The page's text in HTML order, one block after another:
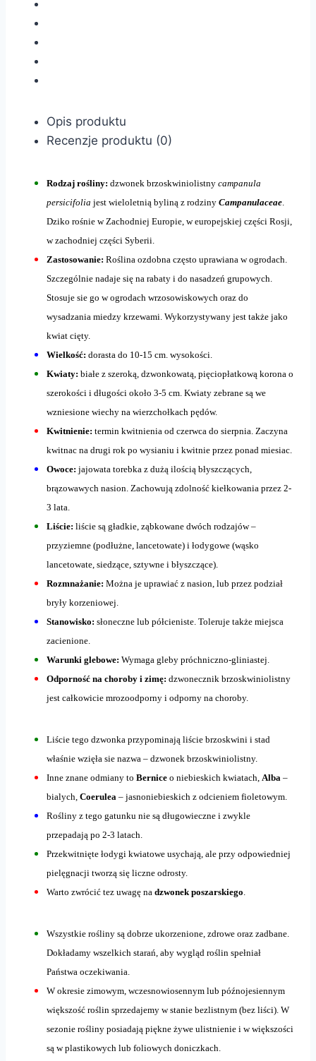
Opis produktu
Recenzje produktu (0)
Rodzaj rośliny: dzwonek brzoskwiniolistny campanula
persicifolia jest wieloletnią byliną z rodziny Campanulaceae.
Dziko rośnie w Zachodniej Europie, w europejskiej części Rosji,
w zachodniej części Syberii.
Zastosowanie: Roślina ozdobna często uprawiana w ogrodach.
Szczególnie nadaje się na rabaty i do nasadzeń grupowych.
Stosuje sie go w ogrodach wrzosowiskowych oraz do
wysadzania miedzy krzewami. Wykorzystywany jest także jako
kwiat cięty.
Wielkość: dorasta do 10-15 cm. wysokości.
Kwiaty: białe z szeroką, dzwonkowatą, pięciopłatkową korona o
szerokości i długości około 3-5 cm. Kwiaty zebrane są we
wzniesione wiechy na wierzchołkach pędów.
Kwitnienie: termin kwitnienia od czerwca do sierpnia. Zaczyna
kwitnac na drugi rok po wysianiu i kwitnie przez ponad miesiac.
Owoce: jajowata torebka z dużą ilością błyszczących,
brązowawych nasion. Zachowują zdolność kiełkowania przez 2-
3 lata.
Liście: liście są gładkie, ząbkowane dwóch rodzajów –
przyziemne (podłużne, lancetowate) i łodygowe (wąsko
lancetowate, siedzące, sztywne i błyszczące).
Rozmnażanie: Można je uprawiać z nasion, lub przez podział
bryły korzeniowej.
Stanowisko: słoneczne lub półcieniste. Toleruje także miejsca
zacienione.
Warunki glebowe: Wymaga gleby próchniczno-gliniastej.
Odporność na choroby i zimę: dzwonecznik brzoskwiniolistny
jest całkowicie mrozoodporny i odporny na choroby.
Liście tego dzwonka przypominają liście brzoskwini i stad
właśnie wzięła sie nazwa – dzwonek brzoskwiniolistny.
Inne znane odmiany to Bernice o niebieskich kwiatach, Alba –
bialych, Coerulea – jasnoniebieskich z odcieniem fioletowym.
Rośliny z tego gatunku nie są długowieczne i zwykle
przepadają po 2-3 latach.
Przekwitnięte łodygi kwiatowe usychają, ale przy odpowiedniej
pielęgnacji tworzą się liczne odrosty.
Warto zwrócić tez uwagę na dzwonek poszarskiego.
Wszystkie rośliny są dobrze ukorzenione, zdrowe oraz zadbane.
Dokładamy wszelkich starań, aby wygląd roślin spełniał
Państwa oczekiwania.
W okresie zimowym, wczesnowiosennym lub późnojesiennym
większość roślin sprzedajemy w stanie bezlistnym (bez liści). W
sezonie rośliny posiadają piękne żywe ulistnienie i w większości
są w plastikowych lub foliowych doniczkach.